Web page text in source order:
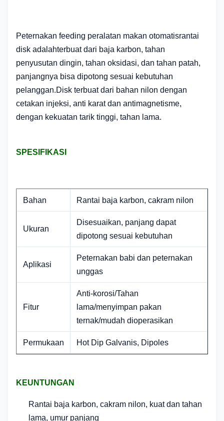
Peternakan feeding peralatan makan otomatisrantai
disk adalahterbuat dari baja karbon, tahan
penyusutan dingin, tahan oksidasi, dan tahan patah,
panjangnya bisa dipotong sesuai kebutuhan
pelanggan.Disk terbuat dari bahan nilon dengan
cetakan injeksi, anti karat dan antimagnetisme,
dengan kekuatan tarik tinggi, tahan lama.
SPESIFIKASI
Bahan Rantai baja karbon, cakram nilon
Ukuran
Disesuaikan, panjang dapat
dipotong sesuai kebutuhan
Aplikasi
Peternakan babi dan peternakan
unggas
Fitur
Anti-korosi/Tahan
lama/menyimpan pakan
ternak/mudah dioperasikan
Permukaan Hot Dip Galvanis, Dipoles
KEUNTUNGAN
Rantai baja karbon, cakram nilon, kuat dan tahan
lama, umur panjang